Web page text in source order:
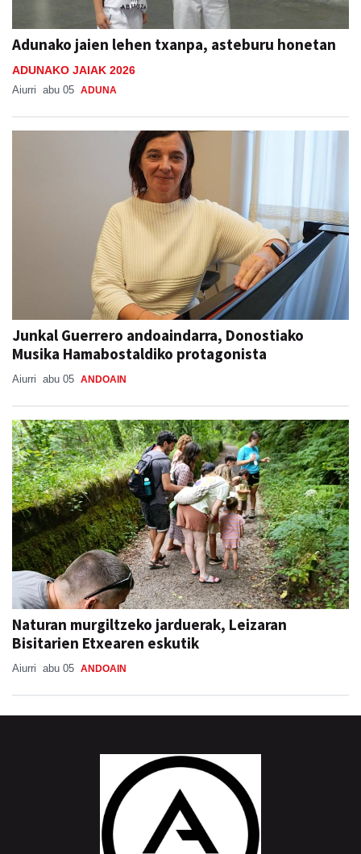
Adunako jaien lehen txanpa, asteburu honetan
ADUNAKO JAIAK 2026
Aiurri abu 05 ADUNA
Junkal Guerrero andoaindarra, Donostiako
Musika Hamabostaldiko protagonista
Aiurri abu 05 ANDOAIN
Naturan murgiltzeko jarduerak, Leizaran
Bisitarien Etxearen eskutik
Aiurri abu 05 ANDOAIN